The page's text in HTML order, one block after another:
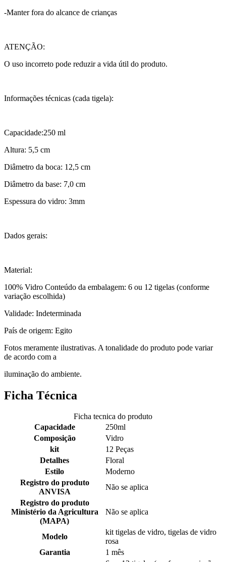
-Manter fora do alcance de crianças
ATENÇÃO:
O uso incorreto pode reduzir a vida útil do produto.
Informações técnicas (cada tigela):
Capacidade:250 ml
Altura: 5,5 cm
Diâmetro da boca: 12,5 cm
Diâmetro da base: 7,0 cm
Espessura do vidro: 3mm
Dados gerais:
Material:
100% Vidro Conteúdo da embalagem: 6 ou 12 tigelas (conforme
variação escolhida)
Validade: Indeterminada
País de origem: Egito
Fotos meramente ilustrativas. A tonalidade do produto pode variar
de acordo com a
iluminação do ambiente.
Ficha Técnica
Ficha tecnica do produto
Capacidade
250ml
Composição
Vidro
kit
12 Peças
Detalhes
Floral
Estilo
Moderno
Registro do produto
ANVISA
Não se aplica
Registro do produto
Ministério da Agricultura
(MAPA)
Não se aplica
Modelo
kit tigelas de vidro, tigelas de vidro
rosa
Garantia
1 mês